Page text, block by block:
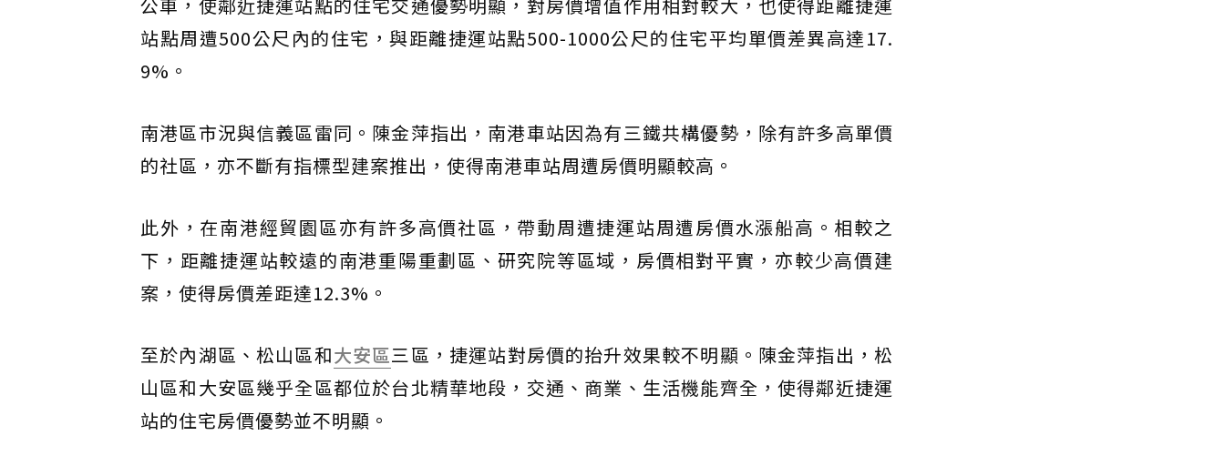
站點周遭500公尺內的住宅，與距離捷運站點500-1000公尺的住宅平均單價差異高達17.
9%。
南港區市況與信義區雷同。陳金萍指出，南港車站因為有三鐵共構優勢，除有許多高單價
的社區，亦不斷有指標型建案推出，使得南港車站周遭房價明顯較高。
此外，在南港經貿園區亦有許多高價社區，帶動周遭捷運站周遭房價水漲船高。相較之
下，距離捷運站較遠的南港重陽重劃區、研究院等區域，房價相對平實，亦較少高價建
案，使得房價差距達12.3%。
至於內湖區、松山區和大安區三區，捷運站對房價的抬升效果較不明顯。陳金萍指出，松
山區和大安區幾乎全區都位於台北精華地段，交通、商業、生活機能齊全，使得鄰近捷運
站的住宅房價優勢並不明顯。